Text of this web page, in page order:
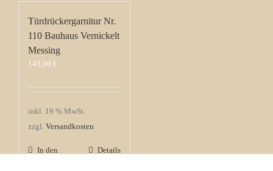
Türdrückergarnitur Nr.
110 Bauhaus Vernickelt
Messing
145,00 €
inkl. 19 % MwSt.
zzgl. Versandkosten
In den
Details